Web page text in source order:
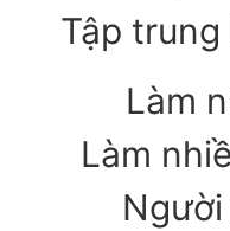
Tập
Làm
Làm